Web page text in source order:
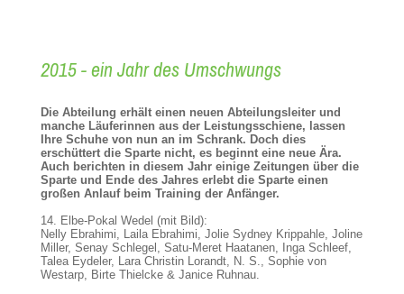
2015 - ein Jahr des Umschwungs
Die Abteilung erhält einen neuen Abteilungsleiter und
manche Läuferinnen aus der Leistungsschiene, lassen
Ihre Schuhe von nun an im Schrank. Doch dies
erschüttert die Sparte nicht, es beginnt eine neue Ära.
Auch berichten in diesem Jahr einige Zeitungen über die
Sparte und Ende des Jahres erlebt die Sparte einen
großen Anlauf beim Training der Anfänger.
14. Elbe-Pokal Wedel (mit Bild):
Nelly Ebrahimi, Laila Ebrahimi, Jolie Sydney Krippahle, Joline
Miller, Senay Schlegel, Satu-Meret Haatanen, Inga Schleef,
Talea Eydeler, Lara Christin Lorandt, N. S., Sophie von
Westarp, Birte Thielcke & Janice Ruhnau.